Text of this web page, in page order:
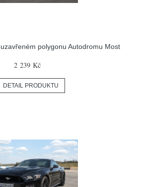
polygonu Autodromu Most
2 239 Kč
DETAIL PRODUKTU